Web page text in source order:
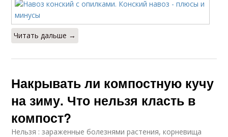
Читать дальше →
Накрывать ли компостную кучу
на зиму. Что нельзя класть в
компост?
Нельзя : зараженные болезнями растения, корневища